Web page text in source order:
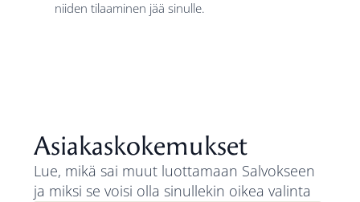
niiden tilaaminen jää sinulle.
Asiakaskokemukset
Lue, mikä sai muut luottamaan Salvokseen
ja miksi se voisi olla sinullekin oikea valinta